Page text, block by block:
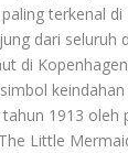
terkenal
dari seluruh
di
1913 oleh
Little